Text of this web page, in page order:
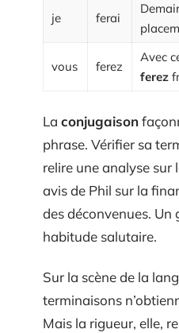
je ferai
vous ferez
Avec
ferez
La conjugaison
phrase. Vérifier sa
relire une analyse sur
avis de Phil sur la
des déconvenues. Un
habitude salutaire.
Sur la scène de la
terminaisons
Mais la rigueur, elle,